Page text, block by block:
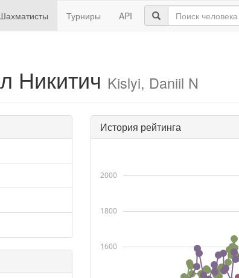
Турниры API
Никитич Kislyi, Daniil N
История рейтинга
1600
1800
2000